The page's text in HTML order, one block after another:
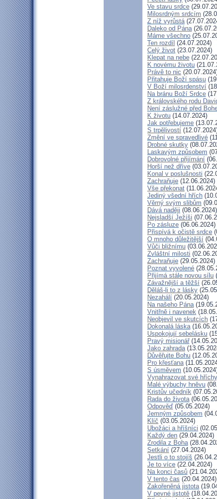
Ve stavu srdce
Milosrdným srdcím
Z níž vyrůstá
Daleko od Pána
Máme všechno
Ten rozdíl (24.07.2024)
Celý život (23.07.2024)
Klepat na nebe
K novému životu
Právě to nic
Přitahuje Boží spásu
V Boží milosrdenství
Na bránu Boží Srdce
Z královského rodu
Není záslužné před
K životu (14.07.2024)
Jak potřebujeme
S trpělivostí
Změní ve spravedlivé
Drobné skutky
Laskavým způsobem
Dobrovolné přijímání
Horší než dříve
Konal v poslušnosti
Zachraňuje (12.06.2024)
Vše překonat
Jediný všední hřích
Věrný svým slibům
Dává naději (08.06.2024)
Nejsladší Ježíši
Po zásluze (06.06.2024)
Přispívá k očistě srdce
O mnoho důležitější
Vůči bližnímu
Zvláštní milosti
Zachraňuje (29.05.2024)
Poznat vyvolené
Přijímá stále novou sílu
Závažnější a těžší
Děláš-li to z lásky
Nezahálí (20.05.2024)
Na našeho Pána
Vnitřně i navenek
Neobjevil ve skutcích
Dokonalá láska
Uspokojují sebelásku
Pravý misionář
Jako zahrada
Důvěřujte Bohu
Pro křesťana
S úsměvem
Vynahrazovat své hříchy
Malé výbuchy hněvu
Kristův učedník
Rada do života
Odpověď (05.05.2024)
Jemným způsobem
Klíč (03.05.2024)
Ubožáci a hříšníci
Každý den (29.04.2024)
Zrodila z Boha
Setkání (27.04.2024)
Jestli o to stojíš
Je to více (22.04.2024)
Na konci časů
V tento čas (20.04.2024)
Zakořeněná jistota
V pevné jistotě